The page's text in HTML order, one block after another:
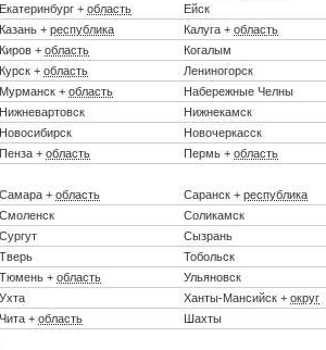
Екатеринбург + область Ейск
Казань + республика Калуга + область
Киров + область Когалым
Курск + область Лениногорск
Мурманск + область Набережные Челны
Нижневартовск Нижнекамск
Новосибирск Новочеркасск
Пенза + область Пермь + область
Самара + область Саранск + республика
Смоленск Соликамск
Сургут Сызрань
Тверь Тобольск
Тюмень + область Ульяновск
Ухта Ханты-Мансийск + округ
Чита + область Шахты